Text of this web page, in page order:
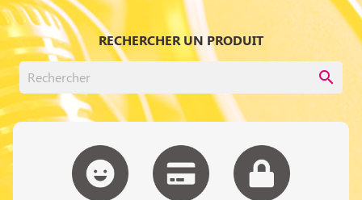
RECHERCHER UN PRODUIT
search